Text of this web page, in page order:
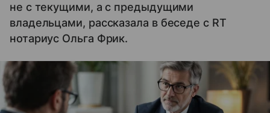
не с текущими, а с предыдущими
владельцами, рассказала в беседе с RT
нотариус Ольга Фрик.